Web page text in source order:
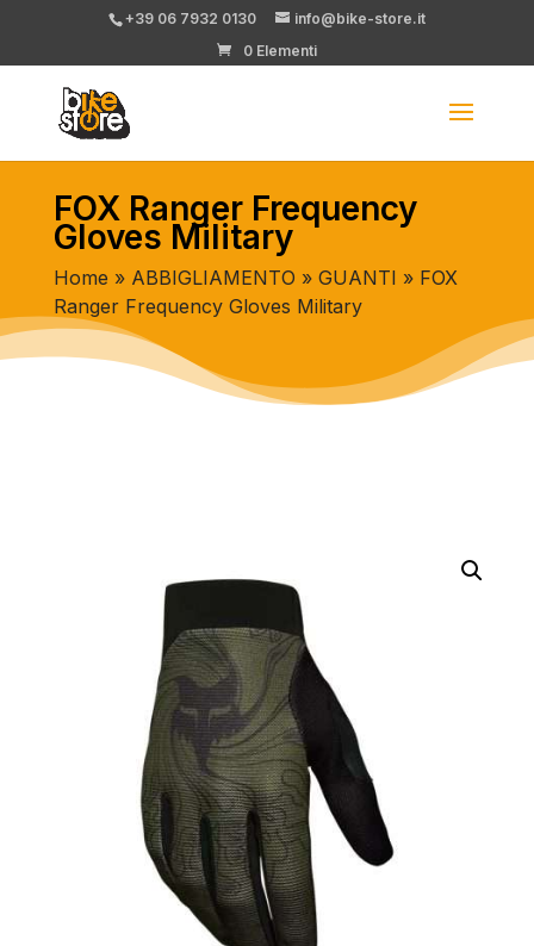
+39 06 7932 0130
info@bike-store.it
0 Elementi
FOX Ranger Frequency
Gloves Military
Home » ABBIGLIAMENTO » GUANTI » FOX
Ranger Frequency Gloves Military